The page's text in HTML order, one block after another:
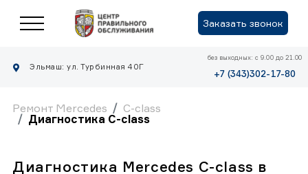
Заказать звонок
Эльмаш: ул. Турбинная 40Г
без выходных: с 9.00 до 21.00
+7 (343)302-17-80
Ремонт Mercedes
C-class
Диагностика C-class
Диагностика Mercedes C-class в